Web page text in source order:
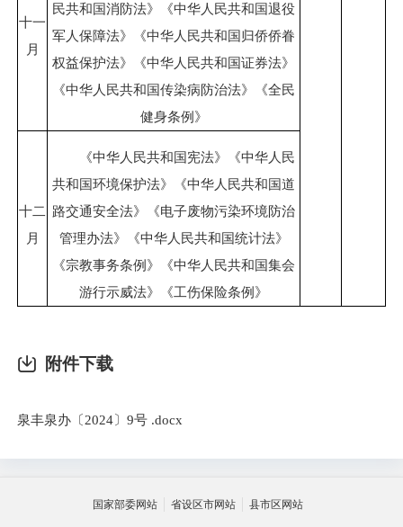
十一
月
民共和国消防法》《中华人民共和国退役
军人保障法》《中华人民共和国归侨侨眷
权益保护法》《中华人民共和国证券法》
《中华人民共和国传染病防治法》《全民
健身条例》
十二
月
《中华人民共和国宪法》《中华人民
共和国环境保护法》《中华人民共和国道
路交通安全法》《电子废物污染环境防治
管理办法》《中华人民共和国统计法》
《宗教事务条例》《中华人民共和国集会
游行示威法》《工伤保险条例》
附件下载
泉丰泉办〔2024〕9号 .docx
国家部委网站 省设区市网站 县市区网站